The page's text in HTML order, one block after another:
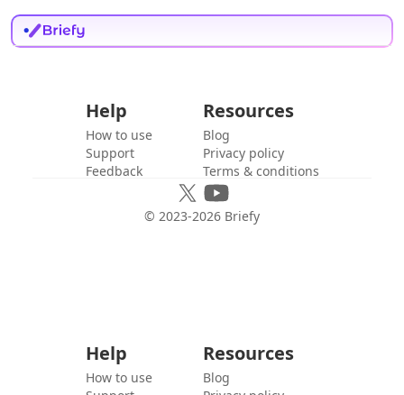
Help
How to use
Support
Feedback
Resources
Blog
Privacy policy
Terms & conditions
© 2023-2026 Briefy
Help
How to use
Resources
Blog